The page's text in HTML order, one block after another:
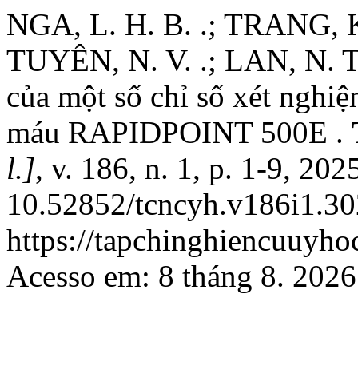
NGA, L. H. B. .; TRANG,
TUYÊN, N. V. .; LAN, N.
của một số chỉ số xét
máu RAPIDPOINT 500E .
l.], v. 186, n. 1, p. 1-9,
10.52852/
https://
Acesso em: 8 tháng 8.